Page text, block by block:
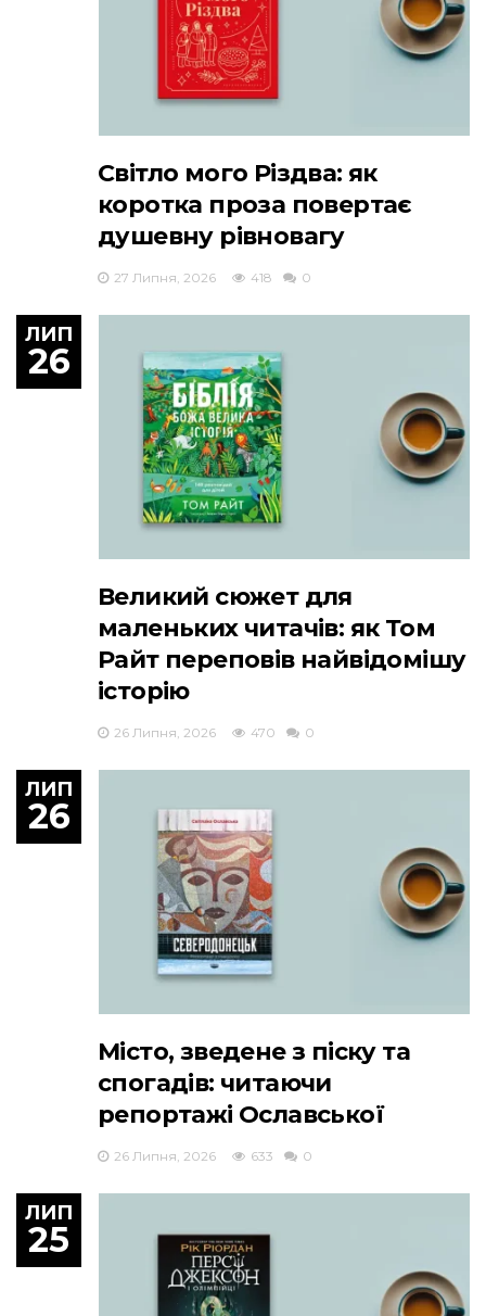
Світло мого Різдва: як
коротка проза повертає
душевну рівновагу
27 Липня, 2026 418 0
ЛИП
26
Великий сюжет для
маленьких читачів: як Том
Райт переповів найвідомішу
історію
26 Липня, 2026 470 0
ЛИП
26
Місто, зведене з піску та
спогадів: читаючи
репортажі Ославської
26 Липня, 2026 633 0
ЛИП
25